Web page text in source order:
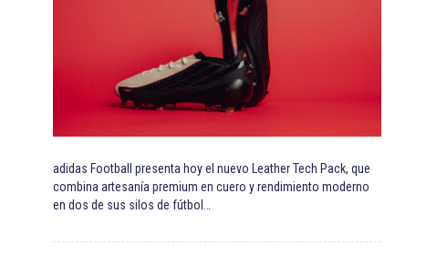
adidas Football presenta hoy el nuevo Leather Tech Pack, que
combina artesanía premium en cuero y rendimiento moderno
en dos de sus silos de fútbol…